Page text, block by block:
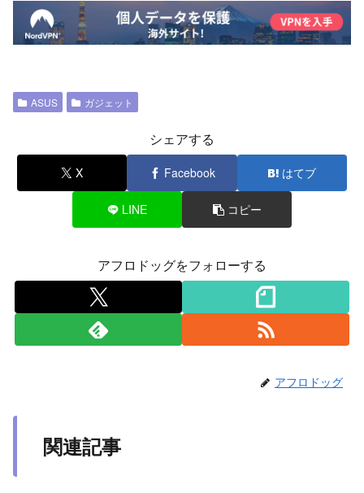
ASUS ガジェット
シェアする
X Facebook はてブ
LINE コピー
アフロドッグをフォローする
アフロドッグ
関連記事